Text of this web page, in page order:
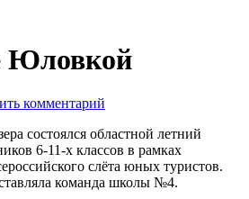
Юловкой
комментарий
состоялся областной летний
6-11-х классов в рамках
слёта юных туристов.
команда школы №4.